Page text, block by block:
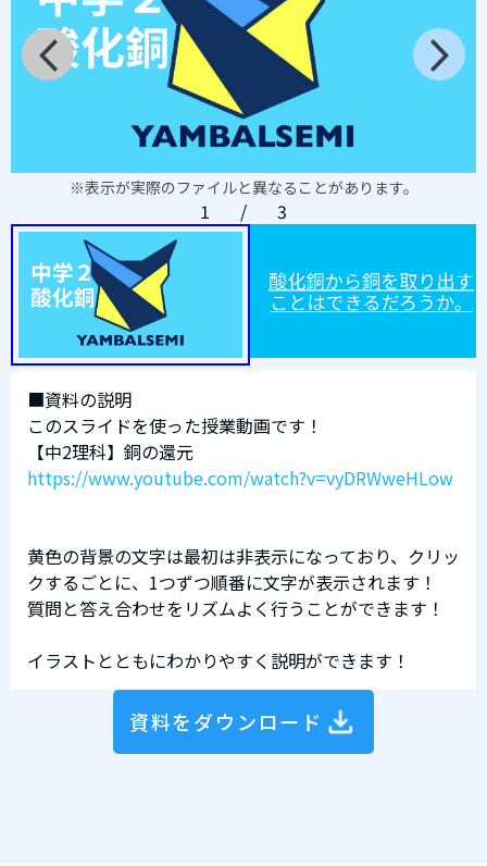
※表示が実際のファイルと異なることがあります。
1 / 3
■資料の説明
このスライドを使った授業動画です！
【中2理科】銅の還元
https://www.youtube.com/watch?v=vyDRWweHLow
黄色の背景の文字は最初は非表示になっており、クリッ
クするごとに、1つずつ順番に文字が表示されます！
質問と答え合わせをリズムよく行うことができます！
イラストとともにわかりやすく説明ができます！
資料をダウンロード